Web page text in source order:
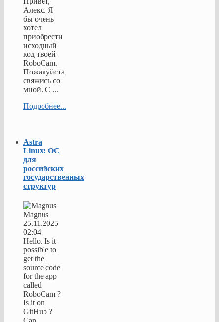
Алекс. Я
бы очень
хотел
приобрести
исходный
код твоей
RoboCam.
Пожалуйста,
свяжись со
мной. С ...
Подробнее...
Astra
Linux: ОС
для
российских
государственных
структур
Magnus
25.11.2025
02:04
Hello. Is it
possible to
get the
source code
for the app
called
RoboCam ?
Is it on
GitHub ?
Can ...